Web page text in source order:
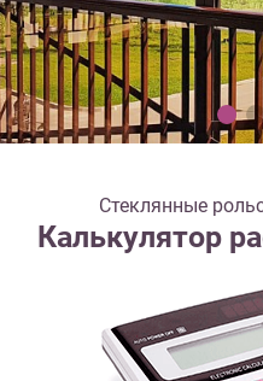
Стеклянные
Калькулятор